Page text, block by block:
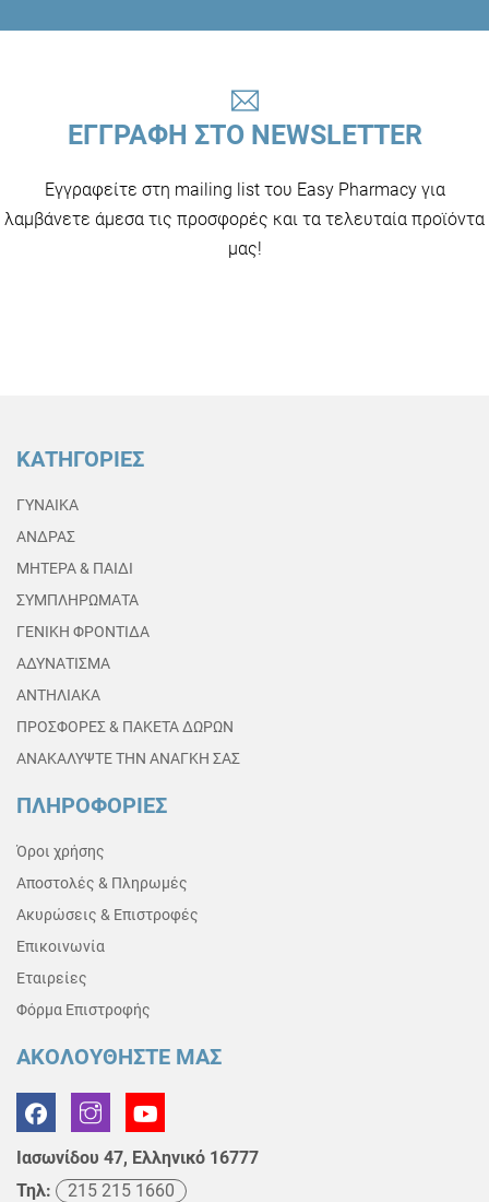
ΕΓΓΡΑΦΗ ΣΤΟ NEWSLETTER
Εγγραφείτε στη mailing list του Easy Pharmacy για
λαμβάνετε άμεσα τις προσφορές και τα τελευταία προϊόντα
μας!
ΚΑΤΗΓΟΡΙΕΣ
ΓΥΝΑΙΚΑ
ΑΝΔΡΑΣ
ΜΗΤΕΡΑ & ΠΑΙΔΙ
ΣΥΜΠΛΗΡΩΜΑΤΑ
ΓΕΝΙΚΗ ΦΡΟΝΤΙΔΑ
ΑΔΥΝΑΤΙΣΜΑ
ΑΝΤΗΛΙΑΚΑ
ΠΡΟΣΦΟΡΕΣ & ΠΑΚΕΤΑ ΔΩΡΩΝ
ΑΝΑΚΑΛΥΨΤΕ ΤΗΝ ΑΝΑΓΚΗ ΣΑΣ
ΠΛΗΡΟΦΟΡΙΕΣ
Όροι χρήσης
Αποστολές & Πληρωμές
Ακυρώσεις & Επιστροφές
Επικοινωνία
Εταιρείες
Φόρμα Επιστροφής
ΑΚΟΛΟΥΘΗΣΤΕ ΜΑΣ
Ιασωνίδου 47, Ελληνικό 16777
Τηλ:
215 215 1660